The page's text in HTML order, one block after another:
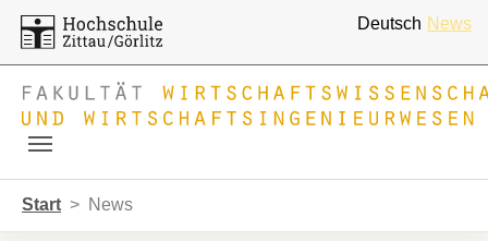
Deutsch News
Start News